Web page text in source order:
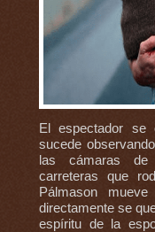
El espectador se
sucede
las cámaras de
carreteras que
Pálmason
directamente se
espíritu de la